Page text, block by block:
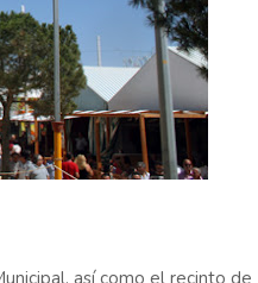
así como el recinto de